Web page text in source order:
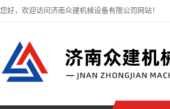
您好，欢迎访问济南众建机械设备有限公司网站！